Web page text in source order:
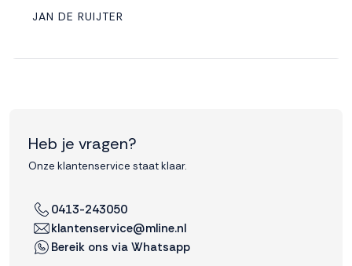
JAN DE RUIJTER
Heb je vragen?
Onze klantenservice staat klaar.
0413-243050
klantenservice@mline.nl
Bereik ons via Whatsapp